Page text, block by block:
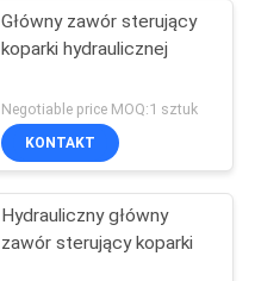
Główny zawór sterujący
koparki hydraulicznej
Negotiable price MOQ:1 sztuk
KONTAKT
Hydrauliczny główny
zawór sterujący koparki